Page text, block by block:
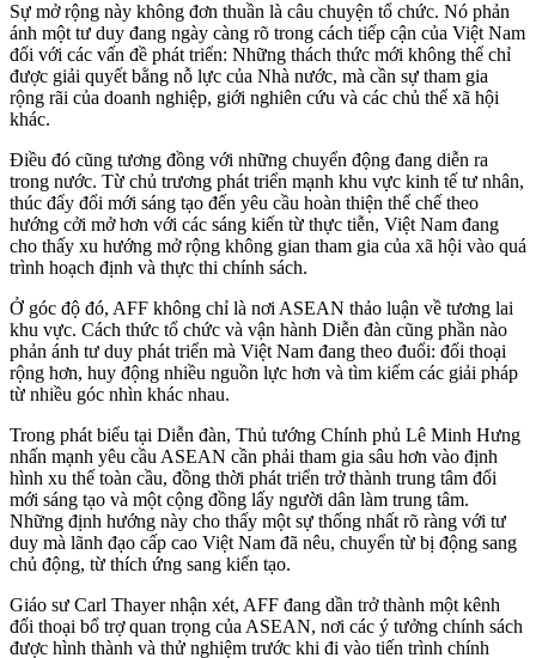
Sự mở rộng này không đơn thuần là câu chuyện tổ chức. Nó phản
ánh một tư duy đang ngày càng rõ trong cách tiếp cận của Việt Nam
đối với các vấn đề phát triển: Những thách thức mới không thể chỉ
được giải quyết bằng nỗ lực của Nhà nước, mà cần sự tham gia
rộng rãi của doanh nghiệp, giới nghiên cứu và các chủ thể xã hội
khác.
Điều đó cũng tương đồng với những chuyển động đang diễn ra
trong nước. Từ chủ trương phát triển mạnh khu vực kinh tế tư nhân,
thúc đẩy đổi mới sáng tạo đến yêu cầu hoàn thiện thể chế theo
hướng cởi mở hơn với các sáng kiến từ thực tiễn, Việt Nam đang
cho thấy xu hướng mở rộng không gian tham gia của xã hội vào quá
trình hoạch định và thực thi chính sách.
Ở góc độ đó, AFF không chỉ là nơi ASEAN thảo luận về tương lai
khu vực. Cách thức tổ chức và vận hành Diễn đàn cũng phần nào
phản ánh tư duy phát triển mà Việt Nam đang theo đuổi: đối thoại
rộng hơn, huy động nhiều nguồn lực hơn và tìm kiếm các giải pháp
từ nhiều góc nhìn khác nhau.
Trong phát biểu tại Diễn đàn, Thủ tướng Chính phủ Lê Minh Hưng
nhấn mạnh yêu cầu ASEAN cần phải tham gia sâu hơn vào định
hình xu thế toàn cầu, đồng thời phát triển trở thành trung tâm đổi
mới sáng tạo và một cộng đồng lấy người dân làm trung tâm.
Những định hướng này cho thấy một sự thống nhất rõ ràng với tư
duy mà lãnh đạo cấp cao Việt Nam đã nêu, chuyển từ bị động sang
chủ động, từ thích ứng sang kiến tạo.
Giáo sư Carl Thayer nhận xét, AFF đang dần trở thành một kênh
đối thoại bổ trợ quan trọng của ASEAN, nơi các ý tưởng chính sách
được hình thành và thử nghiệm trước khi đi vào tiến trình chính